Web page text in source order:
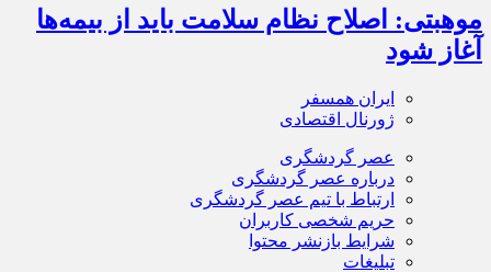
موهبتی: اصلاح نظام سلامت باید از بیمه‌ها
آغاز شود
ایران همسفر
ژورنال اقتصادی
عصر گردشگری
درباره عصر گردشگری
ارتباط با تیم عصر گردشگری
حریم شخصی کاربران
شرایط بازنشر محتوا
تبلیغات